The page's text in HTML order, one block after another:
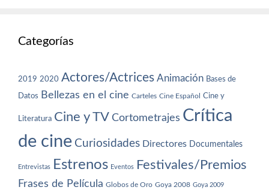
Categorías
2019 2020 Actores/Actrices Animación Bases de
Datos Bellezas en el cine Carteles Cine Español Cine y
Literatura Cine y TV Cortometrajes Crítica
de cine Curiosidades Directores Documentales
Entrevistas Estrenos Eventos Festivales/Premios
Frases de Película Globos de Oro Goya 2008 Goya 2009